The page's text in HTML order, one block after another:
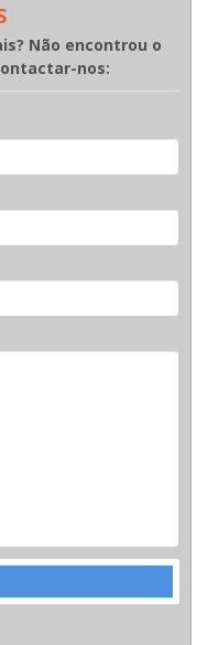
Não encontrou o
nos: